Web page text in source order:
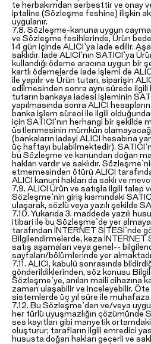
te herbakımdan serbesttir ve onay
iptaline (Sözleşme feshine) ilişkin
uygulanır.
7.8. Sözleşme-kanuna uygun
ve Sözleşme fesihlerinde, Ürün
14 gün içinde ALICI`ya iade edilir.
saklıdır. İade ALICI`nın SATICI`ya
kullandığı ödeme aracına uygun bir
kartlı ödemelerde iade işlemi de
ile yapılır ve Ürün tutarı, siparişin
edilmesinden sonra aynı sürede ilgili
tutarın bankaya iadesi işleminin
yapılmasında sonra ALICI
banka işlem süreci ile ilgili
için SATICI`nın herhangi bir şekilde
üstlenmesinin mümkün
(bankaların iadeyi ALICI hesabına
üç haftayı bulabilmektedir).
bu Sözleşme ve kanundan doğan
hakları vardır ve saklıdır.
etmemesinden ötürü ALICI
ALICI kanuni hakları da saklı ve
7.9. ALICI Ürün ve satışla ilgili talep
Sözleşme`nin giriş kısmındaki
ulaşarak, sözlü veya yazılı şekilde
7.10. Yukarıda 3. maddede yazılı
itibari ile bu Sözleşme`de yer
tarafından İNTERNET SİTESİ`nde
Bilgilendirmelerde, keza İNTERNET
satış aşamaları veya genel--
sayfaları/bölümlerinde yer
7.11. ALICI, kabulü sonrasında
gönderildiklerinden, söz konusu
Sözleşme`ye, anılan maili cihazına
zaman ulaşabilir ve inceleyebilir.
sistemlerde üç yıl süre ile muhafaza
7.12. Bu Sözleşme`den ve/veya
her türlü uyuşmazlığın çözümünde
ses kayıtları gibi manyetik ortamdaki
oluşturur; tarafların ilgili emredici
hususta doğan hakları geçerli ve